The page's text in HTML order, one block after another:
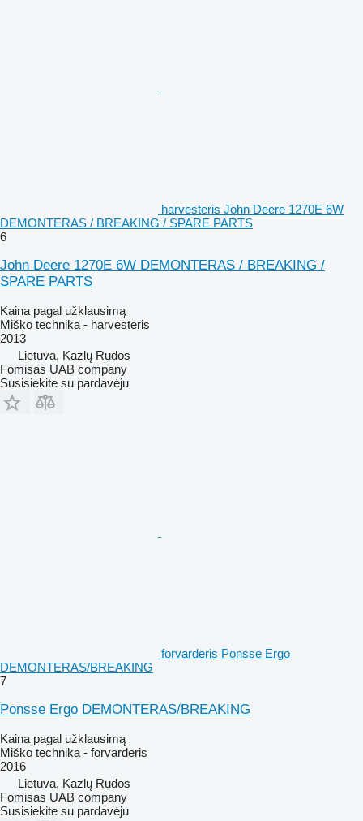
harvesteris John Deere 1270E 6W
DEMONTERAS / BREAKING / SPARE PARTS
6
John Deere 1270E 6W DEMONTERAS / BREAKING /
SPARE PARTS
Kaina pagal užklausimą
Miško technika - harvesteris
2013
Lietuva, Kazlų Rūdos
Fomisas UAB company
Susisiekite su pardavėju
forvarderis Ponsse Ergo
DEMONTERAS/BREAKING
7
Ponsse Ergo DEMONTERAS/BREAKING
Kaina pagal užklausimą
Miško technika - forvarderis
2016
Lietuva, Kazlų Rūdos
Fomisas UAB company
Susisiekite su pardavėju